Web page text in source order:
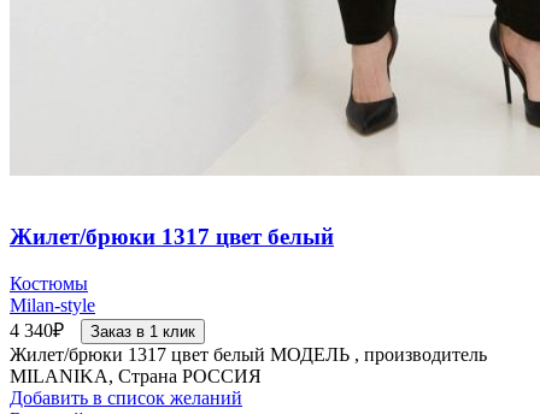
Жилет/брюки 1317 цвет белый
Костюмы
Milan-style
4 340₽ Заказ в 1 клик
Жилет/брюки 1317 цвет белый МОДЕЛЬ , производитель
MILANIKA, Страна РОССИЯ
Добавить в список желаний